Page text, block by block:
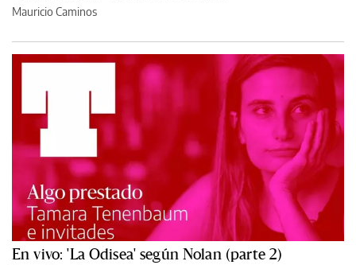
Mauricio Caminos
En vivo: 'La Odisea' según Nolan (parte 2)